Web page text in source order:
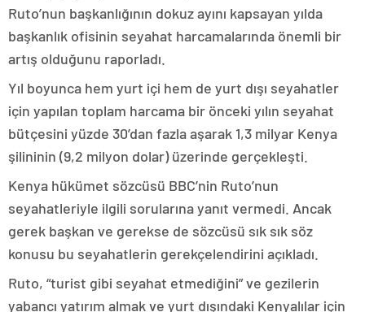
Ruto’nun başkanlığının dokuz ayını kapsayan yılda
başkanlık ofisinin seyahat harcamalarında önemli bir
artış olduğunu raporladı.
Yıl boyunca hem yurt içi hem de yurt dışı seyahatler
için yapılan toplam harcama bir önceki yılın seyahat
bütçesini yüzde 30’dan fazla aşarak 1,3 milyar Kenya
şilininin (9,2 milyon dolar) üzerinde gerçekleşti.
Kenya hükümet sözcüsü BBC’nin Ruto’nun
seyahatleriyle ilgili sorularına yanıt vermedi. Ancak
gerek başkan ve gerekse de sözcüsü sık sık söz
konusu bu seyahatlerin gerekçelendirini açıkladı.
Ruto, “turist gibi seyahat etmediğini” ve gezilerin
yabancı yatırım almak ve yurt dışındaki Kenyalılar için